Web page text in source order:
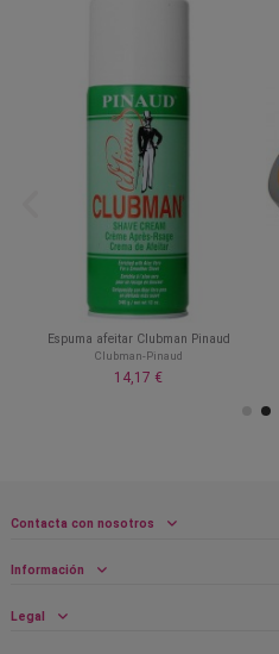
Espuma afeitar Clubman Pinaud
Clubman-Pinaud
14,17 €
Contacta con nosotros
Información
Legal